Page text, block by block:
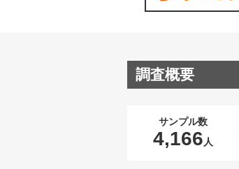
調査概要
サンプル数
4,166 人